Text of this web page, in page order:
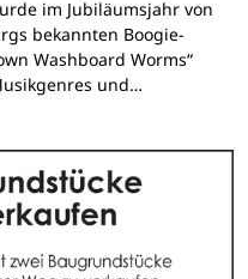
im Jubiläumsjahr von
bekannten Boogie-
Washboard Worms“
und…